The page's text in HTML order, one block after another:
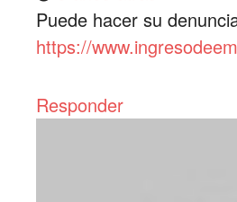
Puede hacer su
https://
Responder